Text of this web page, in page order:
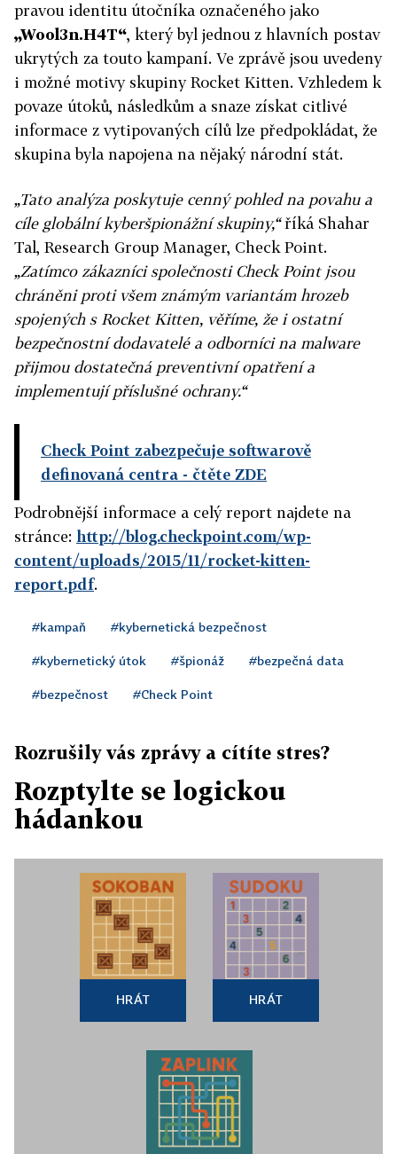
pravou identitu útočníka označeného jako
„Wool3n.H4T“, který byl jednou z hlavních postav
ukrytých za touto kampaní. Ve zprávě jsou uvedeny
i možné motivy skupiny Rocket Kitten. Vzhledem k
povaze útoků, následkům a snaze získat citlivé
informace z vytipovaných cílů lze předpokládat, že
skupina byla napojena na nějaký národní stát.
„Tato analýza poskytuje cenný pohled na povahu a
cíle globální kyberšpionážní skupiny,“říká Shahar
Tal, Research Group Manager, Check Point.
„Zatímco zákazníci společnosti Check Point jsou
chráněni proti všem známým variantám hrozeb
spojených s Rocket Kitten, věříme, že i ostatní
bezpečnostní dodavatelé a odborníci na malware
přijmou dostatečná preventivní opatření a
implementují příslušné ochrany.“
Check Point zabezpečuje softwarově
definovaná centra - čtěte ZDE
Podrobnější informace a celý report najdete na
stránce: http://blog.checkpoint.com/wp-
content/uploads/2015/11/rocket-kitten-
report.pdf.
#kampaň #kybernetická bezpečnost
#kybernetický útok #špionáž #bezpečná data
#bezpečnost #Check Point
Rozrušily vás zprávy a cítíte stres?
Rozptylte se logickou
hádankou
HRÁT HRÁT